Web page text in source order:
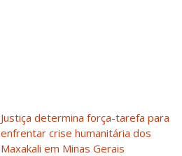
Justiça determina força-tarefa para
enfrentar crise humanitária dos
Maxakali em Minas Gerais